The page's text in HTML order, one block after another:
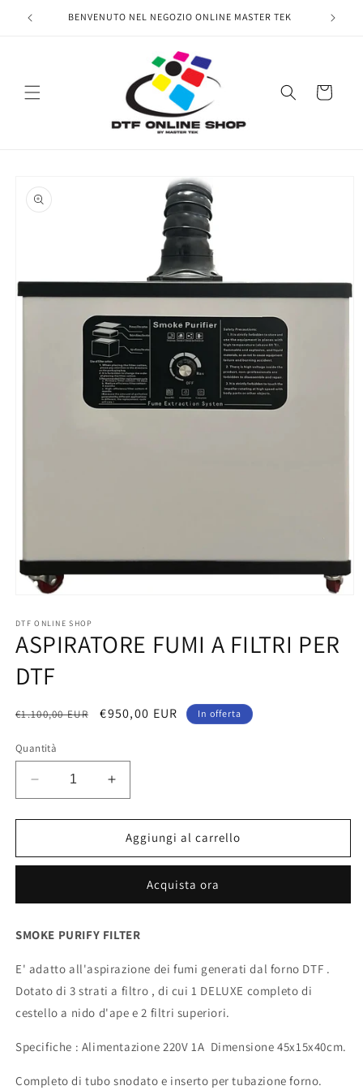
direttamenteBENVENUTO NEL NEGOZIO ONLINE MASTER TEK
Carrello
informazioni
sul prodotto
multimediali
1
in
modale
DTF ONLINE SHOP
ASPIRATORE FUMI A FILTRI PER
DTF
Prezzo
listino
€1.100,00 EUR
Prezzo
€950,00 EUR In offerta
Quantità
Diminuisci
quantità
per
ASPIRATORE
FUMI
PER
Aumenta
quantità
per
ASPIRATORE
FUMI
FILTRI
PER
Aggiungi al carrello
Acquista ora
SMOKE PURIFY FILTER
E' adatto all'aspirazione dei fumi generati dal forno DTF .
Dotato di 3 strati a filtro , di cui 1 DELUXE completo di
cestello a nido d'ape e 2 filtri superiori.
Specifiche : Alimentazione 220V 1A Dimensione 45x15x40cm.
Completo di tubo snodato e inserto per tubazione forno.